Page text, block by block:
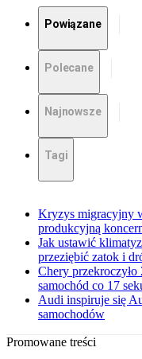
Powiązane
Polecane
Najnowsze
Tagi
Kryzys migracyjny
produkcyjną
Jak ustawić
przeziębić zatok i
Chery
samochód co 17
Audi inspiruje się
samochodów
Promowane treści